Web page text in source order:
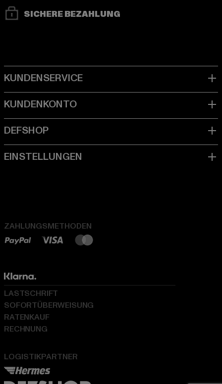
SICHERE BEZAHLUNG
ZAHLUNGSMETHODEN
LOGISTIKPARTNER
LASTSCHRIFT
SOFORTÜBERWEISUNG
RATENKAUF
RECHNUNG